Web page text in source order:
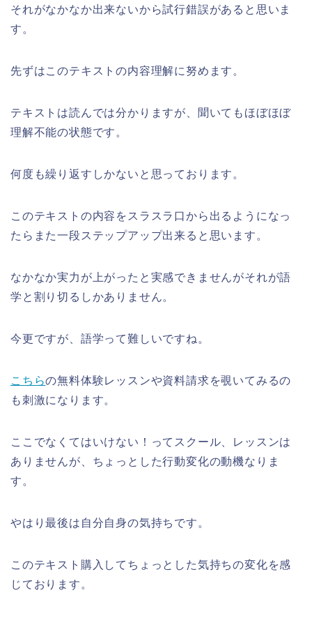
それがなかなか出来ないから試行錯誤があると思いま
す。
先ずはこのテキストの内容理解に努めます。
テキストは読んでは分かりますが、聞いてもほぼほぼ
理解不能の状態です。
何度も繰り返すしかないと思っております。
このテキストの内容をスラスラ口から出るようになっ
たらまた一段ステップアップ出来ると思います。
なかなか実力が上がったと実感できませんがそれが語
学と割り切るしかありません。
今更ですが、語学って難しいですね。
こちらの無料体験レッスンや資料請求を覗いてみるの
も刺激になります。
ここでなくてはいけない！ってスクール、レッスンは
ありませんが、ちょっとした行動変化の動機なりま
す。
やはり最後は自分自身の気持ちです。
このテキスト購入してちょっとした気持ちの変化を感
じております。